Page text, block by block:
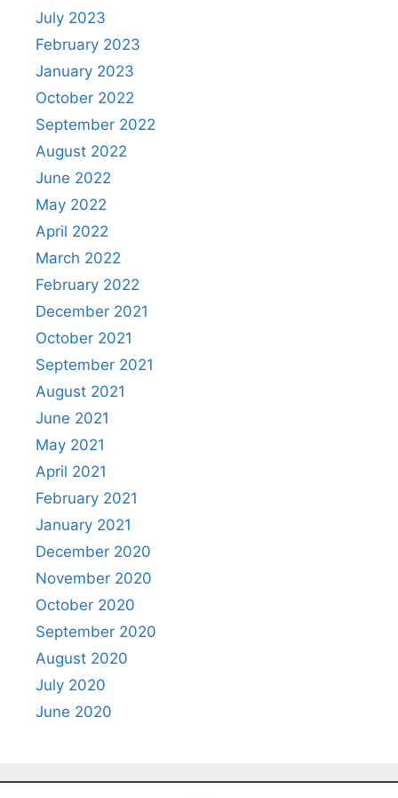
July 2023
February 2023
January 2023
October 2022
September 2022
August 2022
June 2022
May 2022
April 2022
March 2022
February 2022
December 2021
October 2021
September 2021
August 2021
June 2021
May 2021
April 2021
February 2021
January 2021
December 2020
November 2020
October 2020
September 2020
August 2020
July 2020
June 2020